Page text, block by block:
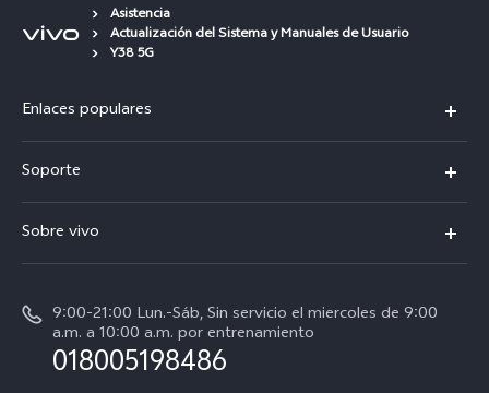
Asistencia
Actualización del Sistema y Manuales de Usuario
Y38 5G
Enlaces populares
V70
V70 FE
Y11d
Soporte
Centro de servicio
Verificación de IMEI
Consulta el Precio de los Repuestos
Sobre vivo
Noticias
Empleos en vivo
9:00-21:00 Lun.-Sáb, Sin servicio el miercoles de 9:00
a.m. a 10:00 a.m. por entrenamiento
018005198486